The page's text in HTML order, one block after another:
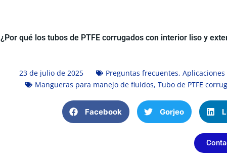
¿Por qué los tubos de PTFE corrugados con interior liso y
23 de julio de 2025 Preguntas frecuentes,
Mangueras para manejo de fluidos, Tubo de PTFE
Facebook Gorjeo